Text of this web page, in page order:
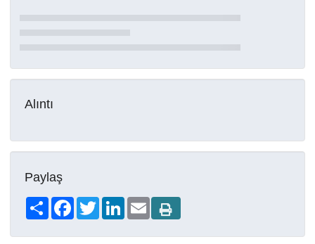
Alıntı
Paylaş
Share FacebookTwitterLinkedIn
Email